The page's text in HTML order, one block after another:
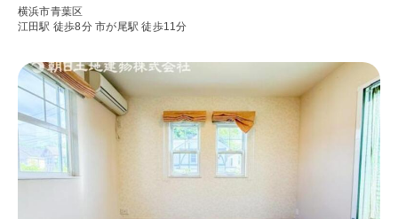
横浜市青葉区
江田駅 徒歩8分市が尾駅 徒歩11分